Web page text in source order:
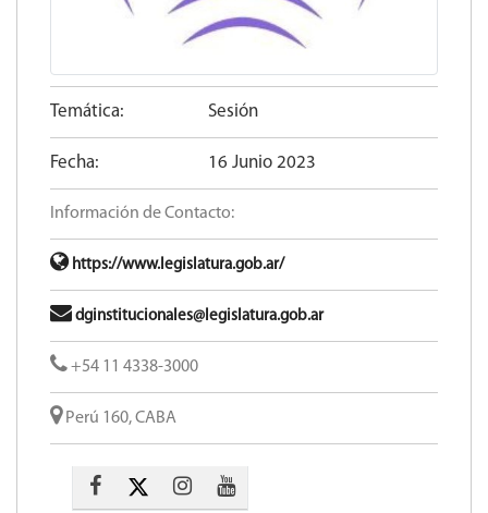
Temática: Sesión
Fecha: 16 Junio 2023
Información de Contacto:
https://www.legislatura.gob.ar/
dginstitucionales@legislatura.gob.ar
+54 11 4338-3000
Perú 160, CABA